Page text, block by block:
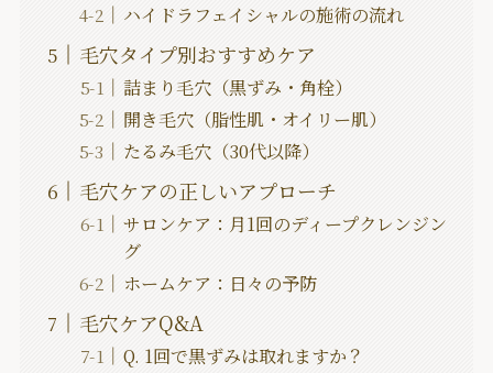
ハイドラフェイシャルの施術の流れ
毛穴タイプ別おすすめケア
詰まり毛穴（黒ずみ・角栓）
開き毛穴（脂性肌・オイリー肌）
たるみ毛穴（30代以降）
毛穴ケアの正しいアプローチ
サロンケア：月1回のディープクレンジン
グ
ホームケア：日々の予防
毛穴ケアQ&A
Q. 1回で黒ずみは取れますか？